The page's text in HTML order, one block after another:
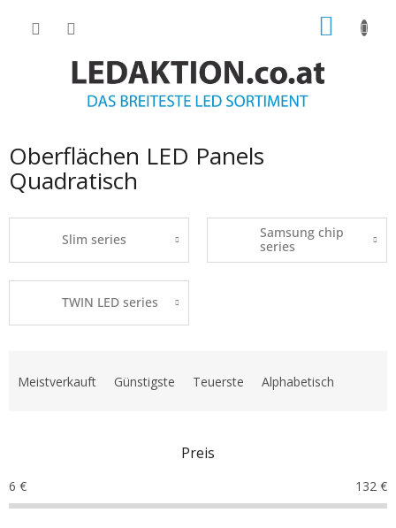
Oberflächen LED Panels
Quadratisch
Slim series
Samsung chip
series
TWIN LED series
t
s
o
Meistverkauft Günstigste Teuerste Alphabetisch
Preis
6 € 132 €